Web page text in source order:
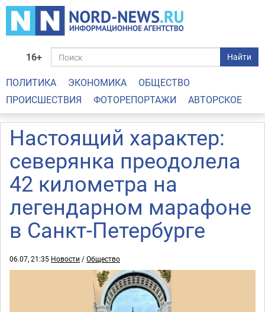
16+ Найти
ПОЛИТИКА ЭКОНОМИКА
ОБЩЕСТВО
ПРОИСШЕСТВИЯ
ФОТОРЕПОРТАЖИ АВТОРСКОЕ
Настоящий характер:
северянка преодолела
42 километра на
легендарном марафоне
в Санкт-Петербурге
06.07, 21:35 Новости /Общество